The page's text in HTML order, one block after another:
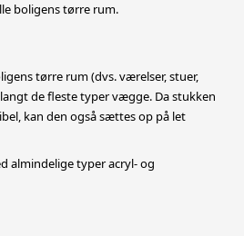
boligens tørre rum.
tørre rum (dvs. værelser, stuer,
de fleste typer vægge. Da stukken
kan den også sættes op på let
almindelige typer acryl- og